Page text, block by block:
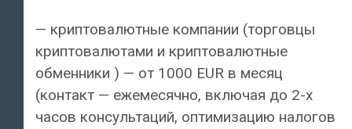
— криптовалютные компании (торговцы
криптовалютами и криптовалютные
обменники ) — от 1000 EUR в месяц
(контакт — ежемесячно, включая до 2-х
часов консультаций, оптимизацию налогов